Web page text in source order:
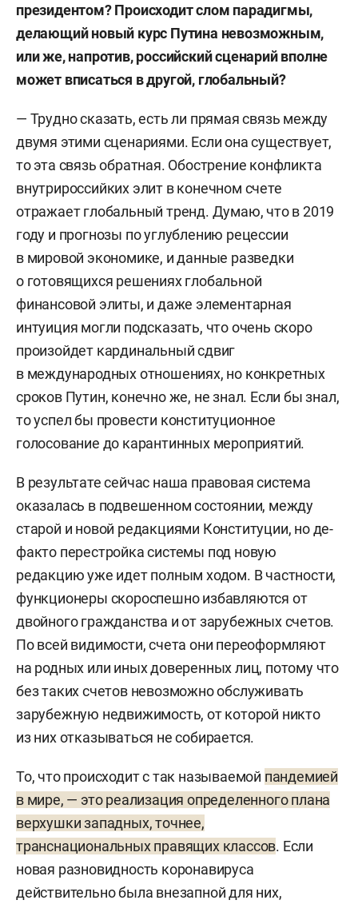
президентом? Происходит слом парадигмы,
делающий новый курс Путина невозможным,
или же, напротив, российский сценарий вполне
может вписаться в другой, глобальный?
— Трудно сказать, есть ли прямая связь между
двумя этими сценариями. Если она существует,
то эта связь обратная. Обострение конфликта
внутрироссийких элит в конечном счете
отражает глобальный тренд. Думаю, что в 2019
году и прогнозы по углублению рецессии
в мировой экономике, и данные разведки
о готовящихся решениях глобальной
финансовой элиты, и даже элементарная
интуиция могли подсказать, что очень скоро
произойдет кардинальный сдвиг
в международных отношениях, но конкретных
сроков Путин, конечно же, не знал. Если бы знал,
то успел бы провести конституционное
голосование до карантинных мероприятий.
В результате сейчас наша правовая система
оказалась в подвешенном состоянии, между
старой и новой редакциями Конституции, но де-
факто перестройка системы под новую
редакцию уже идет полным ходом. В частности,
функционеры скороспешно избавляются от
двойного гражданства и от зарубежных счетов.
По всей видимости, счета они переоформляют
на родных или иных доверенных лиц, потому что
без таких счетов невозможно обслуживать
зарубежную недвижимость, от которой никто
из них отказываться не собирается.
То, что происходит с так называемой пандемией
в мире, — это реализация определенного плана
верхушки западных, точнее,
транснациональных правящих классов. Если
новая разновидность коронавируса
действительно была внезапной для них,